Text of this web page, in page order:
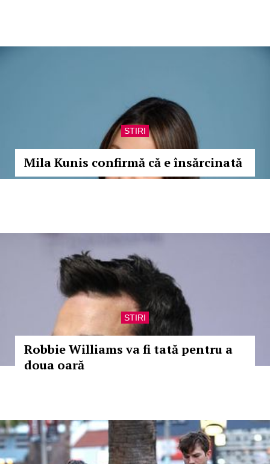
STIRI
Mila Kunis confirmă că e însărcinată
STIRI
Robbie Williams va fi tată pentru a
doua oară